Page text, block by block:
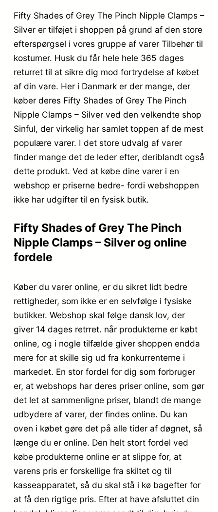
Fifty Shades of Grey The Pinch Nipple Clamps –
Silver er tilføjet i shoppen på grund af den store
efterspørgsel i vores gruppe af varer Tilbehør til
kostumer. Husk du får hele hele 365 dages
returret til at sikre dig mod fortrydelse af købet
af din vare. Her i Danmark er der mange, der
køber deres Fifty Shades of Grey The Pinch
Nipple Clamps – Silver ved den velkendte shop
Sinful, der virkelig har samlet toppen af de mest
populære varer. I det store udvalg af varer
finder mange det de leder efter, deriblandt også
dette produkt. Ved at købe dine varer i en
webshop er priserne bedre- fordi webshoppen
ikke har udgifter til en fysisk butik.
Fifty Shades of Grey The Pinch
Nipple Clamps – Silver og online
fordele
Køber du varer online, er du sikret lidt bedre
rettigheder, som ikke er en selvfølge i fysiske
butikker. Webshop skal følge dansk lov, der
giver 14 dages retrret. når produkterne er købt
online, og i nogle tilfælde giver shoppen endda
mere for at skille sig ud fra konkurrenterne i
markedet. En stor fordel for dig som forbruger
er, at webshops har deres priser online, som gør
det let at sammenligne priser, blandt de mange
udbydere af varer, der findes online. Du kan
oven i købet gøre det på alle tider af døgnet, så
længe du er online. Den helt stort fordel ved
købe produkterne online er at slippe for, at
varens pris er forskellige fra skiltet og til
kasseapparatet, så du skal stå i kø bagefter for
at få den rigtige pris. Efter at have afsluttet din